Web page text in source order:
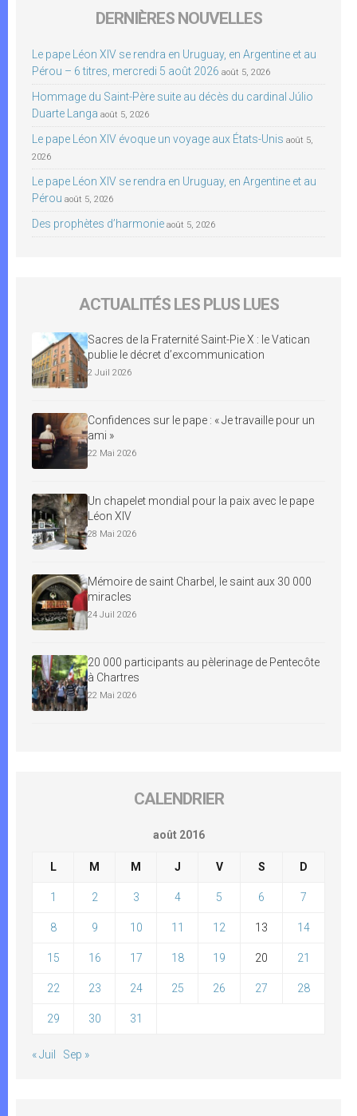
DERNIÈRES NOUVELLES
Le pape Léon XIV se rendra en Uruguay, en Argentine et au
Pérou – 6 titres, mercredi 5 août 2026 août 5, 2026
Hommage du Saint-Père suite au décès du cardinal Júlio
Duarte Langa août 5, 2026
Le pape Léon XIV évoque un voyage aux États-Unis août 5,
2026
Le pape Léon XIV se rendra en Uruguay, en Argentine et au
Pérou août 5, 2026
Des prophètes d’harmonie août 5, 2026
ACTUALITÉS LES PLUS LUES
Sacres de la Fraternité Saint-Pie X : le Vatican
publie le décret d’excommunication
2 Juil 2026
Confidences sur le pape : « Je travaille pour un
ami »
22 Mai 2026
Un chapelet mondial pour la paix avec le pape
Léon XIV
28 Mai 2026
Mémoire de saint Charbel, le saint aux 30 000
miracles
24 Juil 2026
20 000 participants au pèlerinage de Pentecôte
à Chartres
22 Mai 2026
CALENDRIER
août 2016
L M M J V S D
1 2 3 4 5 6 7
8 9 10 11 12 13 14
15 16 17 18 19 20 21
22 23 24 25 26 27 28
29 30 31
« Juil Sep »